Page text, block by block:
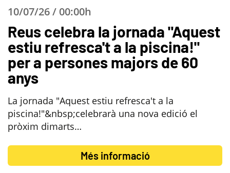
10/07/26 / 00:00h
Reus celebra la jornada "Aquest
estiu refresca't a la piscina!"
per a persones majors de 60
anys
La jornada "Aquest estiu refresca't a la
piscina!"&nbsp;celebrarà una nova edició el
pròxim dimarts…
Més informació